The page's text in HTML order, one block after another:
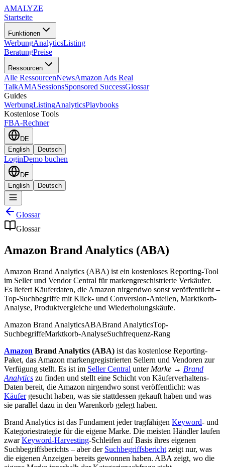
AMALYZE
Startseite
Funktionen
WerbungAnalyticsListing
BeratungPreise
Ressourcen
Alle RessourcenNewsAmazon Ads Real
TalkAMASessionsSponsored SuccessGlossar
Guides
WerbungListingAnalyticsPlaybooks
Kostenlose Tools
FBA-Rechner
DE
English
Deutsch
LoginDemo buchen
DE
English
Deutsch
Glossar
Glossar
Amazon Brand Analytics (ABA)
Amazon Brand Analytics (ABA) ist ein kostenloses Reporting-Tool
im Seller und Vendor Central für markengreschistrierte Verkäufer.
Es liefert Käuferdaten, die Amazon nirgendwo sonst veröffentlicht –
Top-Suchbegriffe mit Klick- und Conversion-Anteilen, Marktkorb-
Analyse, Produktvergleiche und Wiederholungskäufe.
Amazon Brand AnalyticsABABrand AnalyticsTop-
SuchbegriffeMarktkorb-AnalyseSuchfrequenz-Rang
Amazon Brand Analytics (ABA) ist das kostenlose Reporting-
Paket, das Amazon markengregistrierten Sellern und Vendoren zur
Verfügung stellt. Es ist im Seller Central unter Marke → Brand
Analytics zu finden und stellt eine Schicht von Käuferverhaltens-
Daten bereit, die Amazon nirgendwo sonst veröffentlicht: was
Käufergesucht haben, was sie stattdessen gekauft haben und was
sie parallel dazu in den Warenkorb gelegt haben.
Brand Analytics ist das Fundament jeder tragfähigen Keyword- und
Kategoriestrategie für die eigene Marke. Die meisten Händler laufen
zwarKeyword-Harvesting-Schleifen auf Basis ihres eigenen
Suchbegriffsberichts – aber der Suchbegriffsbericht zeigt nur, was
die eigenen Anzeigen bereits gewonnen haben. ABA zeigt, wo die